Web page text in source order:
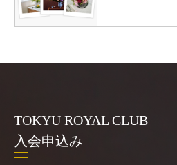
TOKYU ROYAL CLUB
入会申込み